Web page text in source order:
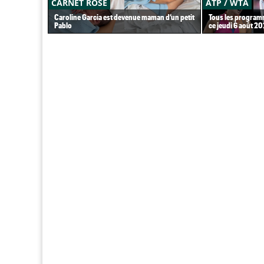
CARNET ROSE
Caroline Garcia est devenue maman d’un petit
Pablo
ATP / WTA
Tous les
ce jeudi 6 août